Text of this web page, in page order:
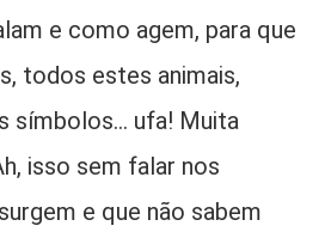
e como agem, para que
todos estes animais,
símbolos... ufa! Muita
isso sem falar nos
e que não sabem